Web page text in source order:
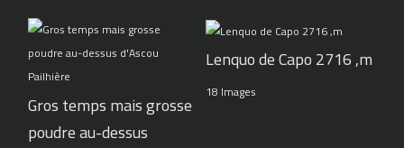
Gros temps mais grosse
poudre au-dessus
Lenquo de Capo 2716 ,m
18 Images